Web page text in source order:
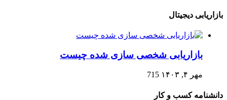
بازاریابی دیجیتال
بازاریابی شخصی سازی شده چیست
مهر ۴, ۱۴۰۳ 715
دانشنامه کسب و کار